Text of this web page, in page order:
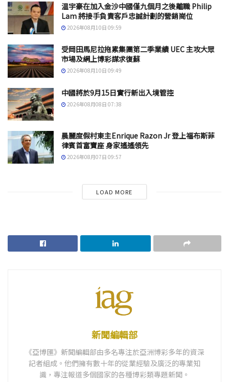
温宇豪在加入金沙中國僅九個月之後離職 Philip
Lam 將接手負責客戶忠誠計劃的營銷崗位
2026年08月10日 09:59
受岡田馬尼拉拖累集團第二季業績 UEC 主攻大眾
市場及網上博彩謀求復蘇
2026年08月10日 09:49
中國將於9月15日實行新出入境管控
2026年08月08日 07:38
晨麗度假村東主Enrique Razon Jr 登上福布斯菲
律賓首富寶座 身家遙遙領先
2026年08月07日 09:57
LOAD MORE
新聞編輯部
《亞博匯》新聞編輯部由多名專注於亞洲博彩多年的資深
記者組成。他們擁有數十年的從業經驗及廣泛的專業知
識，專注報道多個國家的各種博彩類專題新聞。